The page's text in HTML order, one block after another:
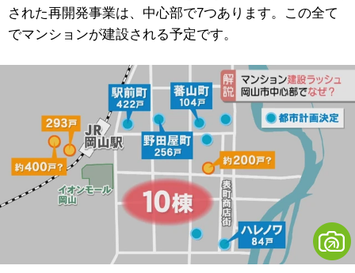
された再開発事業は、中心部で7つあります。この全て
でマンションが建設される予定です。